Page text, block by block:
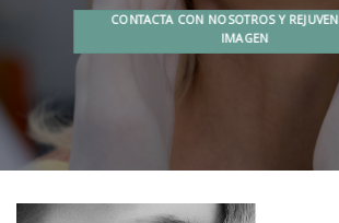
CONTACTA CON NOSOTROS Y
IMAGEN